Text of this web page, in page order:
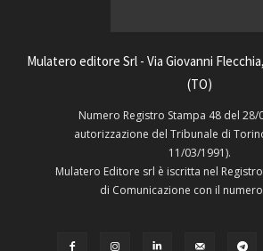
Mulatero editore Srl - Via Giovanni
(TO)
Numero Registro Stampa 48 del 28/
autorizzazione del Tribunale di
11/03/1991).
Mulatero Editore srl è iscritta nel
di Comunicazione con il